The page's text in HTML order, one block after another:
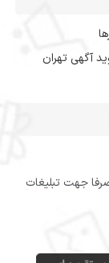
آگهی تهران
صرفا جهت تبلیغات